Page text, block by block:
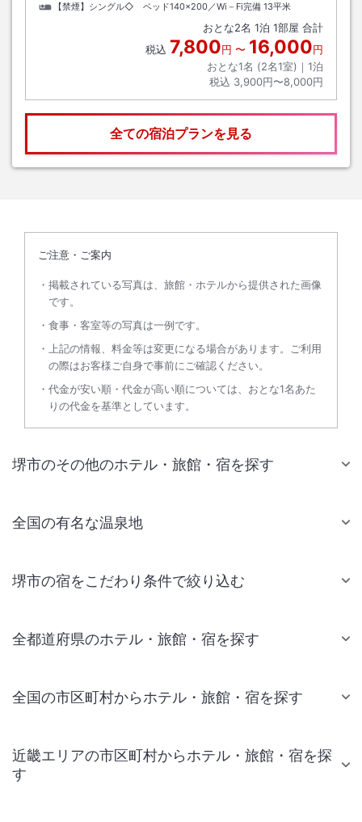
【禁煙】シングル◇ ベッド140x200／Wi－Fi完備 13平米
おとな2名 1泊 1部屋 合計
税込 7,800円 〜 16,000円
おとな1名 (2名1室)｜ 1泊
税込 3,900円〜8,000円
全ての宿泊プランを見る
ご注意・ご案内
掲載されている写真は、旅館・ホテルから提供された画像
です。
食事・客室等の写真は一例です。
上記の情報、料金等は変更になる場合があります。ご利用
の際はお客様ご自身で事前にご確認ください。
代金が安い順・代金が高い順については、おとな1名あた
りの代金を基準としています。
堺市のその他のホテル・旅館・宿を探す
全国の有名な温泉地
堺市の宿をこだわり条件で絞り込む
全都道府県のホテル・旅館・宿を探す
全国の市区町村からホテル・旅館・宿を探す
近畿エリアの市区町村からホテル・旅館・宿を探
す